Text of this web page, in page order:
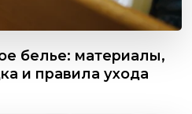
белье: материалы,
и правила ухода